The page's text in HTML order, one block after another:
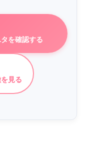
を確認する
見る